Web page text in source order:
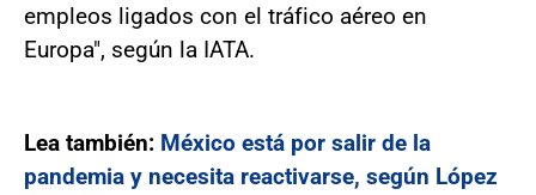
empleos ligados con el tráfico aéreo en
Europa", según la IATA.
Lea también: México está por salir de la
pandemia y necesita reactivarse, según López